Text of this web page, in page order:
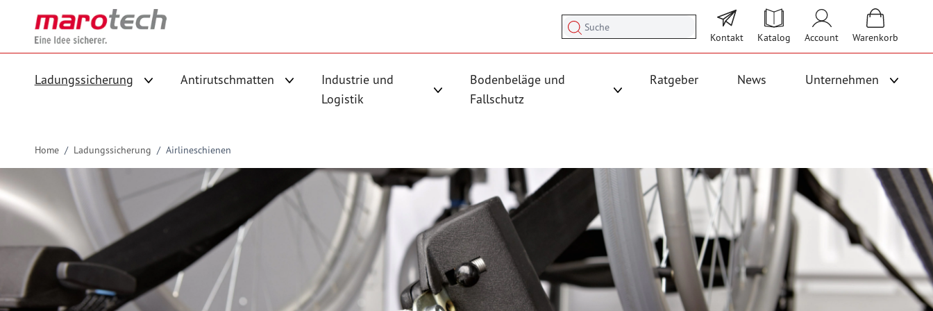
Kontakt Katalog Account Warenkorb
Ladungssicherung Antirutschmatten
Untermenü für Kategorie Antirutschmatten anzeigen
Industrie und
Logistik
Untermenü für Kategorie Industrie und Logistik anzeigen
Bodenbeläge und
Fallschutz
Ratgeber News Unternehmen
Home / Ladungssicherung / Airlineschienen